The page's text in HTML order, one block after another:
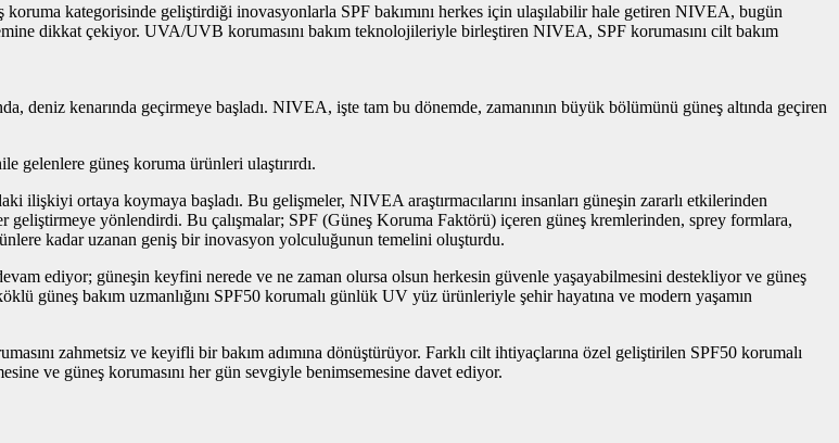
koruma kategorisinde geliştirdiği inovasyonlarla SPF bakımını herkes için ulaşılabilir hale getiren NIVEA, bugün
dikkat çekiyor. UVA/UVB korumasını bakım teknolojileriyle birleştiren NIVEA, SPF korumasını cilt bakım
deniz kenarında geçirmeye başladı. NIVEA, işte tam bu dönemde, zamanının büyük bölümünü güneş altında geçiren
gelenlere güneş koruma ürünleri ulaştırırdı.
ilişkiyi ortaya koymaya başladı. Bu gelişmeler, NIVEA araştırmacılarını insanları güneşin zararlı etkilerinden
geliştirmeye yönlendirdi. Bu çalışmalar; SPF (Güneş Koruma Faktörü) içeren güneş kremlerinden, sprey formlara,
kadar uzanan geniş bir inovasyon yolculuğunun temelini oluşturdu.
ediyor; güneşin keyfini nerede ve ne zaman olursa olsun herkesin güvenle yaşayabilmesini destekliyor ve güneş
güneş bakım uzmanlığını SPF50 korumalı günlük UV yüz ürünleriyle şehir hayatına ve modern yaşamın
zahmetsiz ve keyifli bir bakım adımına dönüştürüyor. Farklı cilt ihtiyaçlarına özel geliştirilen SPF50 korumalı
ve güneş korumasını her gün sevgiyle benimsemesine davet ediyor.